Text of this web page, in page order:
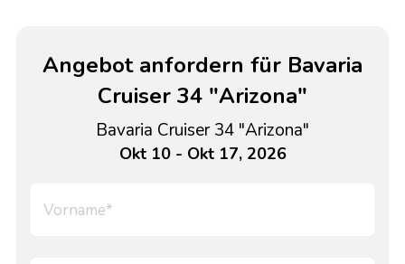
Angebot anfordern für Bavaria
Cruiser 34 "Arizona"
Bavaria Cruiser 34 "Arizona"
Okt 10 - Okt 17, 2026